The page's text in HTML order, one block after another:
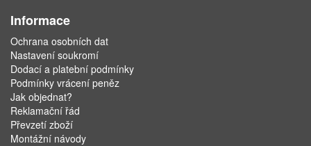
Informace
Ochrana osobních dat
Nastavení soukromí
Dodací a platební podmínky
Podmínky vrácení peněz
Jak objednat?
Reklamační řád
Převzetí zboží
Montážní návody